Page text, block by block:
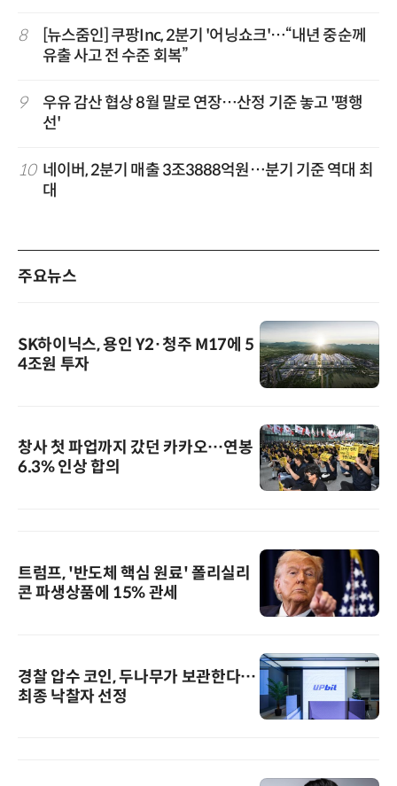
8
[뉴스줌인] 쿠팡Inc, 2분기 '어닝쇼크'…“내년 중순께
유출 사고 전 수준 회복”
9
우유 감산 협상 8월 말로 연장…산정 기준 놓고 '평행
선'
10 네이버, 2분기 매출 3조3888억원…분기 기준 역대 최
대
주요뉴스
SK하이닉스, 용인 Y2·청주 M17에 5
4조원 투자
창사 첫 파업까지 갔던 카카오…연봉
6.3% 인상 합의
트럼프, '반도체 핵심 원료' 폴리실리
콘 파생상품에 15% 관세
경찰 압수 코인, 두나무가 보관한다…
최종 낙찰자 선정